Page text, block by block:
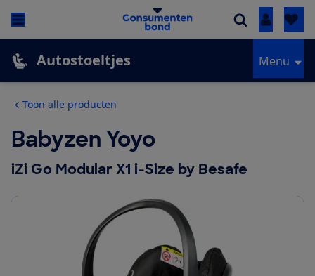
Inloggen
Autostoeltjes Menu
Toon alle producten
Babyzen Yoyo
iZi Go Modular X1 i-Size by Besafe